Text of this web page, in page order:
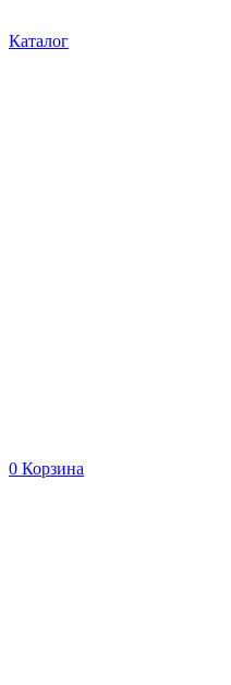
Каталог
0 Корзина